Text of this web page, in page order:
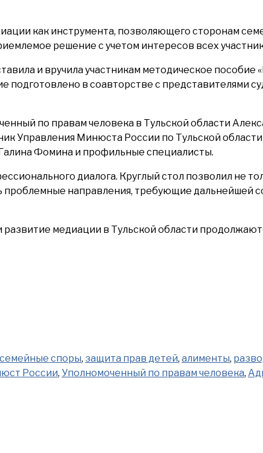
как инструмента, позволяющего сторонам
решение с учетом интересов всех
и вручила участникам методическое
подготовлено в соавторстве с представителями
по правам человека в Тульской области
Управления Минюста России по Тульской
Фомина и профильные специалисты.
диалога. Круглый стол позволил не
проблемные направления, требующие дальнейшей
медиации в Тульской области
семейные споры, защита прав детей, алименты,
России, Уполномоченный по правам человека,